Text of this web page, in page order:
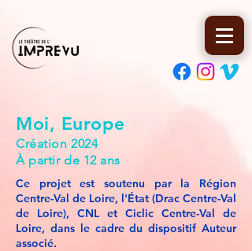
Moi, Europe
Création 2024
À partir de 12 ans
Ce projet est soutenu par la Région
Centre-Val de Loire, l'État (Drac Centre-Val
de Loire), CNL et Ciclic Centre-Val de
Loire, dans le cadre du dispositif Auteur
associé.